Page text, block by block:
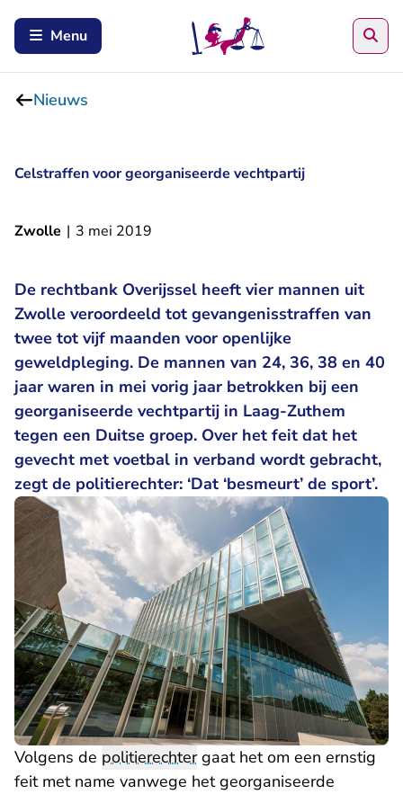
Menu
Nieuws
Celstraffen voor georganiseerde vechtpartij
Zwolle | 3 mei 2019
De rechtbank Overijssel heeft vier mannen uit
Zwolle veroordeeld tot gevangenisstraffen van
twee tot vijf maanden voor openlijke
geweldpleging. De mannen van 24, 36, 38 en 40
jaar waren in mei vorig jaar betrokken bij een
georganiseerde vechtpartij in Laag-Zuthem
tegen een Duitse groep. Over het feit dat het
gevecht met voetbal in verband wordt gebracht,
zegt de politierechter: ‘Dat ‘besmeurt’ de sport’.
Volgens de politierechtergaat het om een ernstig
feit met name vanwege het georganiseerde